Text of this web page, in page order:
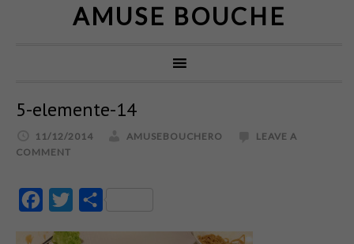
AMUSE BOUCHE
5-elemente-14
11/12/2014 AMUSEBOUCHERO
LEAVE A
COMMENT
FacebookTwitter